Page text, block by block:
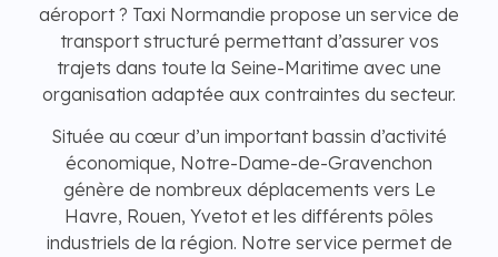
aéroport ? Taxi Normandie propose un service de
transport structuré permettant d’assurer vos
trajets dans toute la Seine-Maritime avec une
organisation adaptée aux contraintes du secteur.
Située au cœur d’un important bassin d’activité
économique, Notre-Dame-de-Gravenchon
génère de nombreux déplacements vers Le
Havre, Rouen, Yvetot et les différents pôles
industriels de la région. Notre service permet de